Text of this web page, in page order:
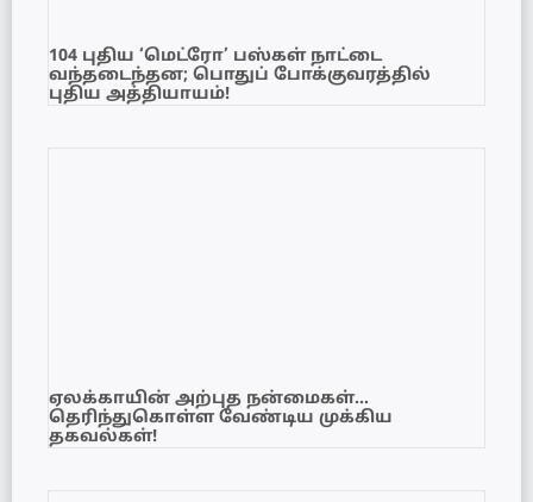
104 புதிய ‘மெட்ரோ’ பஸ்கள் நாட்டை
வந்தடைந்தன; பொதுப் போக்குவரத்தில்
புதிய அத்தியாயம்!
ஏலக்காயின் அற்புத நன்மைகள்…
தெரிந்துகொள்ள வேண்டிய முக்கிய
தகவல்கள்!